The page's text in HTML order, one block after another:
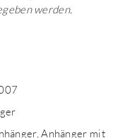
werden.
Anhänger mit